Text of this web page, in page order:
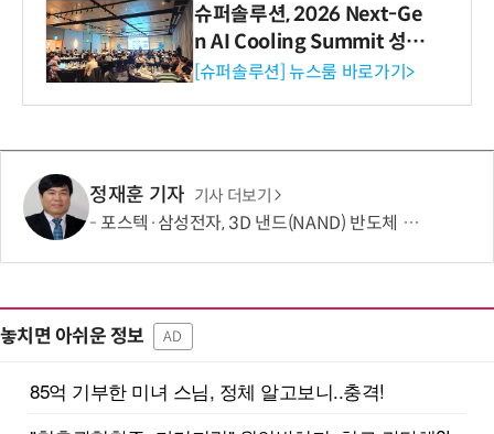
슈퍼솔루션, 2026 Next-Ge
n AI Cooling Summit 성황
리 성료
[슈퍼솔루션] 뉴스룸 바로가기>
정재훈 기자 기사 더보기
포스텍·삼성전자, 3D 낸드(NAND) 반도체 한계 넘는 기술 개발
놓치면 아쉬운 정보 AD